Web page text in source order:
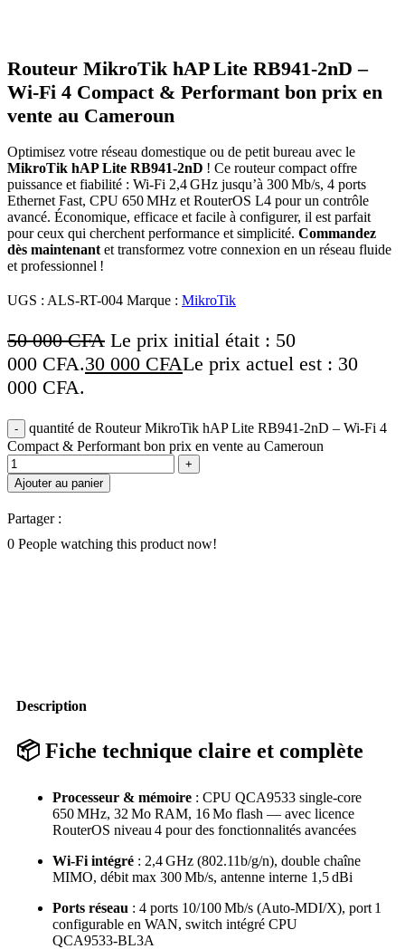
Routeur MikroTik hAP Lite RB941‑2nD –
Wi‑Fi 4 Compact & Performant bon prix en
vente au Cameroun
Optimisez votre réseau domestique ou de petit bureau avec le
MikroTik hAP Lite RB941‑2nD ! Ce routeur compact offre
puissance et fiabilité : Wi‑Fi 2,4 GHz jusqu’à 300 Mb/s, 4 ports
Ethernet Fast, CPU 650 MHz et RouterOS L4 pour un contrôle
avancé. Économique, efficace et facile à configurer, il est parfait
pour ceux qui cherchent performance et simplicité. Commandez
dès maintenant et transformez votre connexion en un réseau fluide
et professionnel !
UGS : ALS-RT-004 Marque : MikroTik
50 000CFA Le prix initial était : 50
000 CFA.30 000 CFALe prix actuel est : 30
000 CFA.
quantité de Routeur MikroTik hAP Lite RB941‑2nD – Wi‑Fi 4
Compact & Performant bon prix en vente au Cameroun
Ajouter au panier
Partager :
0 People watching this product now!
Description
📦 Fiche technique claire et complète
Processeur & mémoire : CPU QCA9533 single‑core
650 MHz, 32 Mo RAM, 16 Mo flash — avec licence
RouterOS niveau 4 pour des fonctionnalités avancées
Wi‑Fi intégré : 2,4 GHz (802.11b/g/n), double chaîne
MIMO, débit max 300 Mb/s, antenne interne 1,5 dBi
Ports réseau : 4 ports 10/100 Mb/s (Auto‑MDI/X), port 1
configurable en WAN, switch intégré CPU
QCA9533‑BL3A